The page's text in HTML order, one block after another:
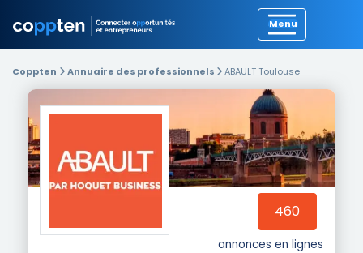
Coppten Annuaire des professionnels ABAULT Toulouse
460
annonces en lignes